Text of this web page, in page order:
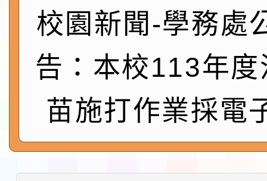
實施要點各1份
程
函轉國家通訊傳播委員
鎮韌性（防空）演習－
速演練執行計畫」
「115年金融知識線上
法」
第3次招考代課鐘點教
告(不再辦理後續甄選)
檢送「桃園市115學年
賽實施要點」1份
校園新聞-學務處
告：本校113年
苗施打作業採電